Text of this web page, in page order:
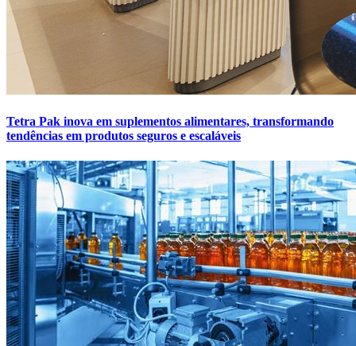
Tetra Pak inova em suplementos alimentares, transformando
tendências em produtos seguros e escaláveis